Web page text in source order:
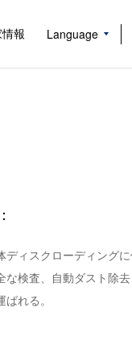
報 Language
ディスクローディング
な検査、自動ダスト除去
ばれる。